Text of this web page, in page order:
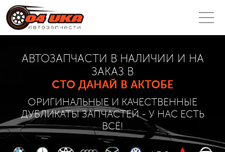
АВТОЗАПЧАСТИ В НАЛИЧИИ И НА
ЗАКАЗ В
СТО ДАНАЙ В АКТОБЕ
ОРИГИНАЛЬНЫЕ И КАЧЕСТВЕННЫЕ
ДУБЛИКАТЫ ЗАПЧАСТЕЙ - У НАС ЕСТЬ
ВСЁ!